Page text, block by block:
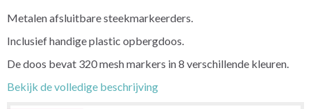
Metalen afsluitbare steekmarkeerders.
Inclusief handige plastic opbergdoos.
De doos bevat 320 mesh markers in 8 verschillende kleuren.
Bekijk de volledige beschrijving